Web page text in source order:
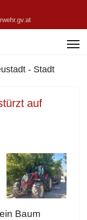
- Stadt
auf
Baum